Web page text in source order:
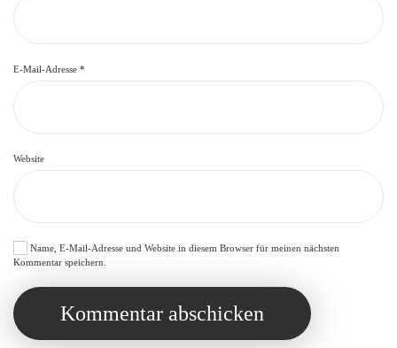
E-Mail-Adresse *
Website
Name, E-Mail-Adresse und Website in diesem Browser für meinen nächsten
Kommentar speichern.
Kommentar abschicken